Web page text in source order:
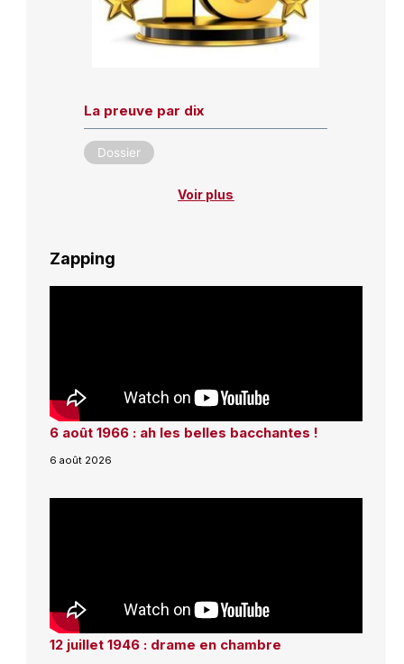
La preuve par dix
Dossier
Voir plus
Zapping
6 août 1966 : ah les belles bacchantes !
6 août 2026
12 juillet 1946 : drame en chambre